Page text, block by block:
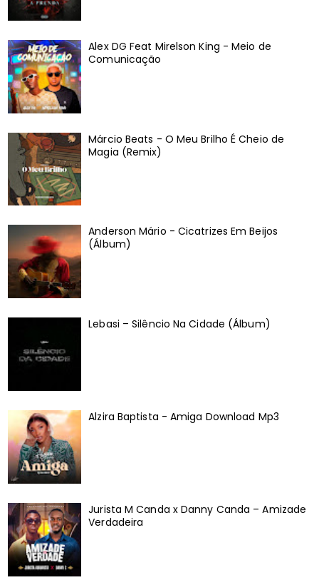
Alex DG Feat Mirelson King - Meio de
Comunicação
Márcio Beats - O Meu Brilho É Cheio de
Magia (Remix)
Anderson Mário - Cicatrizes Em Beijos
(Álbum)
Lebasi – Silêncio Na Cidade (Álbum)
Alzira Baptista - Amiga Download Mp3
Jurista M Canda x Danny Canda – Amizade
Verdadeira